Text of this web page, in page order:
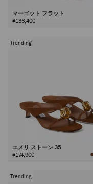
マーゴット フラット
¥136,400
Trending
エメリ ストーン 35
¥174,900
Trending